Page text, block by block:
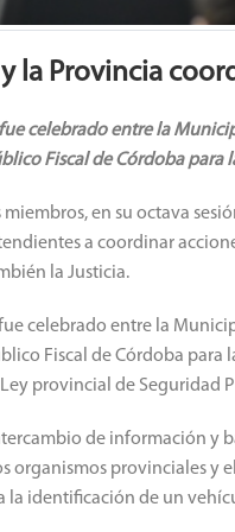
la Provincia
celebrado entre la
Fiscal de Córdoba
en su octava
a coordinar
la Justicia.
celebrado entre la
Fiscal de Córdoba
provincial de Seguridad
de información y
organismos provinciales y
la identificación de un